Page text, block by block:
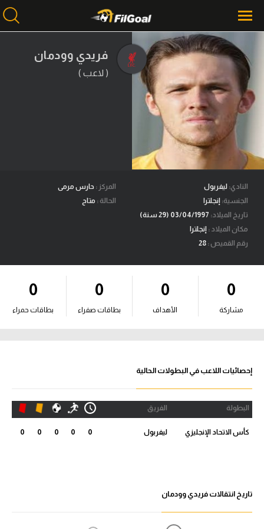
محتوى إخباري
الرئيسية
مباريات
فانتازي في الجول
مسابقة التوقعات
فيديوهات
آراء حرة
ركن الألعاب
الدوري المصري
الدوري الإنجليزي الممتاز
الدوري الألماني
الدوري الفرنسي
فريدي وودمان
( لاعب )
النادي: ليفربول
الجنسية: إنجلترا
تاريخ الميلاد:
مكان الميلاد : إنجلترا
رقم القميص :
المركز : حارس مرمى
الحالة : متاح
0
مشاركة
0
الأهداف
0
بطاقات صفراء
0
بطاقات حمراء
إحصائيات اللاعب في البطولات الحالية
البطولة الفريق
كأس الاتحاد الإنجليزي ليفربول 0
0
0
0
0
تاريخ انتقالات فريدي وودمان